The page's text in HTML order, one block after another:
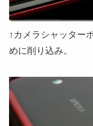
↑カメラシャッター
めに削り込み。